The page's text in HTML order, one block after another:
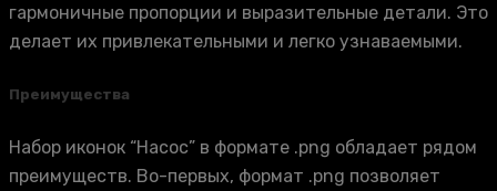
гармоничные пропорции и выразительные детали. Это
делает их привлекательными и легко узнаваемыми.
Преимущества
Набор иконок “Насос” в формате .png обладает рядом
преимуществ. Во-первых, формат .png позволяет